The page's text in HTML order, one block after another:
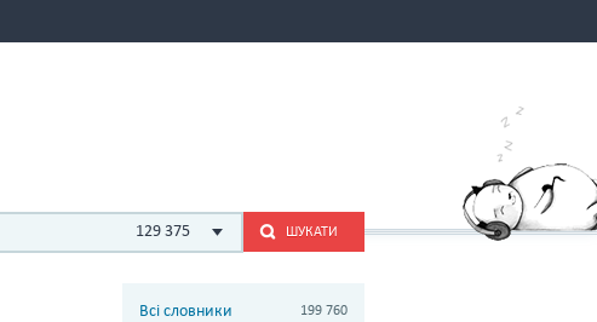
129 375 ШУКАТИ
Всі словники 199 760